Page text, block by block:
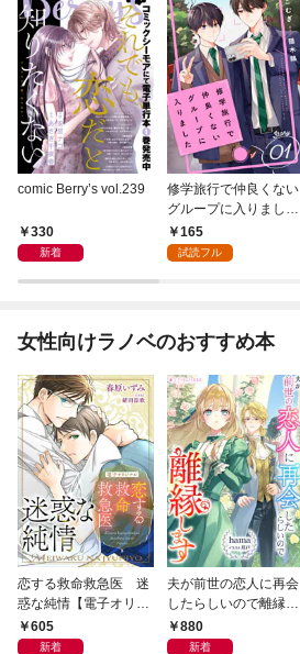
comic Berry’s vol.239
330
新着
修学旅行で仲良くない
グループに入りました
【単話版】1巻
165
試読フル
女性向けラノベのおすすめ本
恋する救命救急医 迷
惑な純情【電子オリジ
ナル】
605
新着
夫が前世の恋人に再会
したらしいので離縁し
ます880
新着